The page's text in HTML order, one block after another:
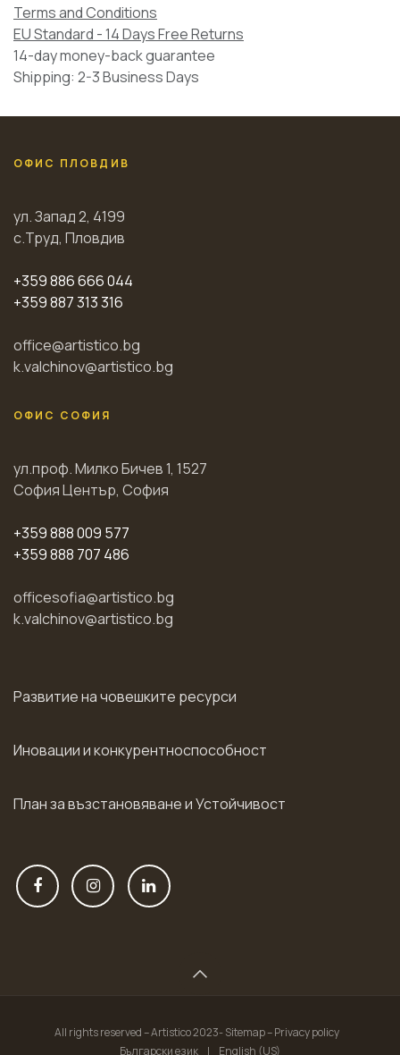
Terms and Conditions
EU Standard - 14 Days Free Returns
14-day money-back guarantee
Shipping: 2-3 Business Days
ОФИС ПЛОВДИВ
ул. Запад 2, 4199
с.Труд, Пловдив
+359 886 666 044
+359 887 313 316
office@artistico.bg
k.valchinov@artistico.bg
ОФИС СОФИЯ
ул.проф. Милко Бичев 1, 1527
София Център, София
+359 888 009 577
+359 888 707 486
officesofia@artistico.bg
k.valchinov@artistico.bg
Развитие на човешките ресурси
Иновации и конкурентноспособност
План за възстановяване и Устойчивост
All rights reserved – Artistico 2023- Sitemap – Privacy policy
Български език
| English (US)